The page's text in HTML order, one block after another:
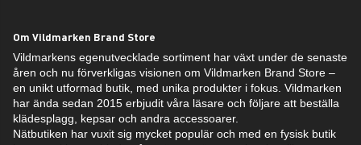
Om Vildmarken Brand Store
Vildmarkens egenutvecklade sortiment har växt under de senaste
åren och nu förverkligas visionen om Vildmarken Brand Store –
en unikt utformad butik, med unika produkter i fokus. Vildmarken
har ända sedan 2015 erbjudit våra läsare och följare att beställa
klädesplagg, kepsar och andra accessoarer.
Nätbutiken har vuxit sig mycket populär och med en fysisk butik